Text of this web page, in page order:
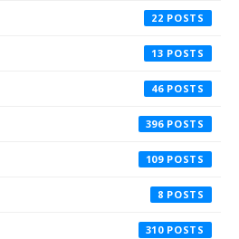
22
13
46
396
109
8
310